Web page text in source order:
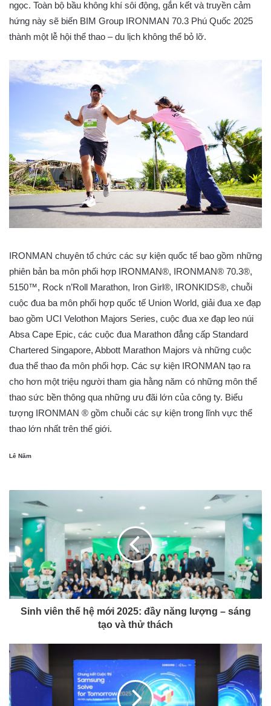
ngọc. Toàn bộ bầu không khí sôi động, gắn kết và truyền cảm
hứng này sẽ biến BIM Group IRONMAN 70.3 Phú Quốc 2025
thành một lễ hội thể thao – du lịch không thể bỏ lỡ.
IRONMAN chuyên tổ chức các sự kiện quốc tế bao gồm những
phiên bản ba môn phối hợp IRONMAN®, IRONMAN® 70.3®,
5150™, Rock n’Roll Marathon, Iron Girl®, IRONKIDS®, chuỗi
cuộc đua ba môn phối hợp quốc tế Union World, giải đua xe đạp
bao gồm UCI Velothon Majors Series, cuộc đua xe đạp leo núi
Absa Cape Epic, các cuộc đua Marathon đẳng cấp Standard
Chartered Singapore, Abbott Marathon Majors và những cuộc
đua thể thao đa môn phối hợp. Các sự kiện IRONMAN tạo ra
cho hơn một triệu người tham gia hằng năm có những môn thể
thao sức bền thông qua những ưu đãi lớn của công ty. Biểu
tượng IRONMAN ® gồm chuỗi các sự kiện trong lĩnh vực thể
thao lớn nhất trên thế giới.
Lê Năm
Sinh viên thế hệ mới 2025: đầy năng lượng – sáng
tạo và thử thách